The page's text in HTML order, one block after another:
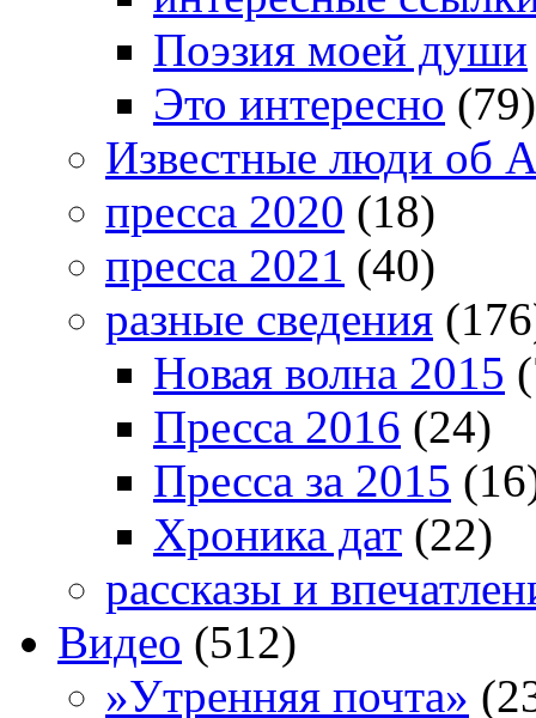
Поэзия моей души
Это интересно (79)
Известные люди об
пресса 2020 (18)
пресса 2021 (40)
разные сведения
Новая волна 2015
Пресса 2016 (24)
Пресса за 2015
Хроника дат (22)
рассказы и
Видео (512)
»Утренняя почта»